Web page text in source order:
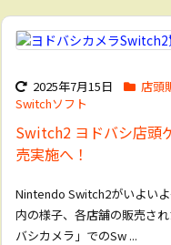
2025年7月15日 店頭
Switchソフト
Switch2 ヨドバシ店頭
売実施へ！
Nintendo Switch2がいよい
内の様子、各店舗の販売さ
バシカメラ」でのSw ...